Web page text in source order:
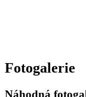
Fotogalerie
Náhodná